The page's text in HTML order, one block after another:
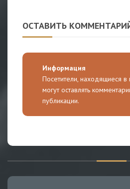
ОСТАВИТЬ
Информация
Посетители, находящиеся в
могут оставлять
публикации.